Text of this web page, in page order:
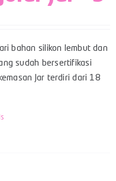
bahan silikon lembut dan
sudah bersertifikasi
Jar terdiri dari 18